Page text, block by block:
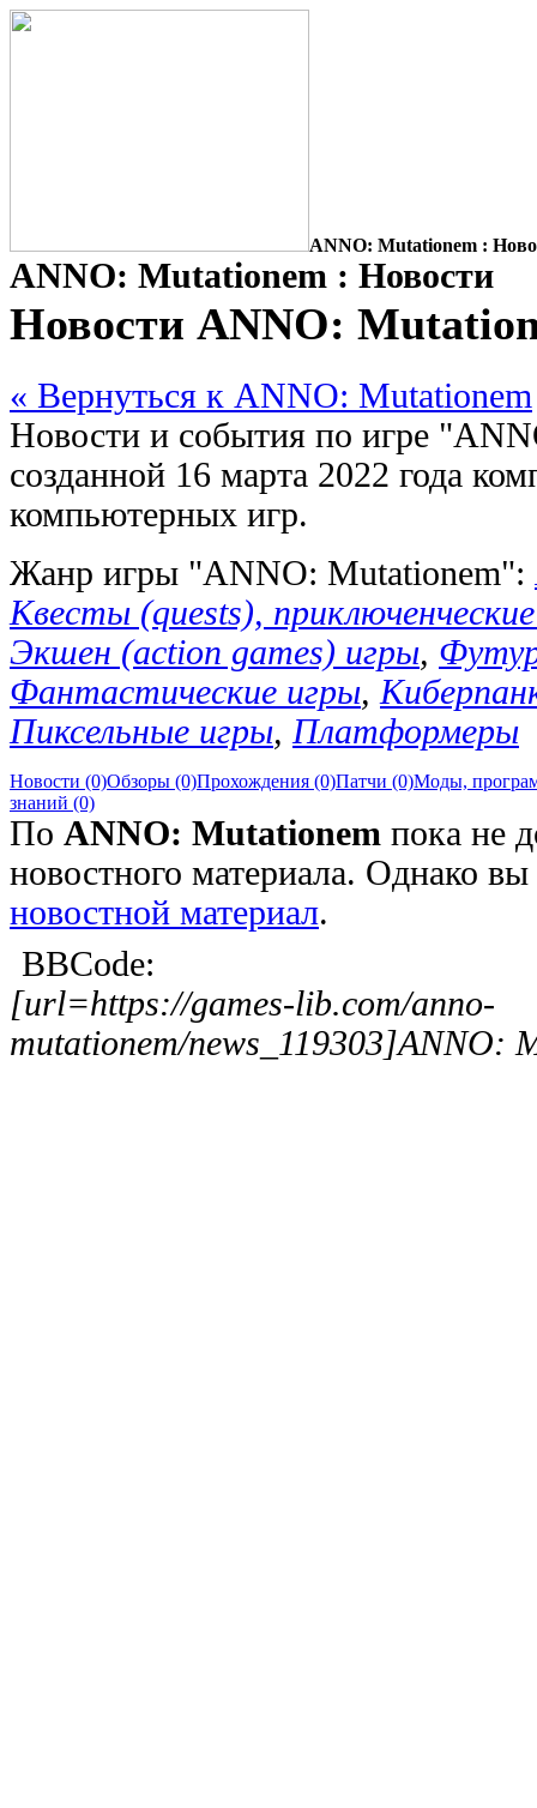
ANNO: Mutationem :
ANNO: Mutationem : Новости
Новости ANNO:
« Вернуться к ANNO: Mutationem
Новости и события по игре
созданной 16 марта 2022 года
компьютерных игр.
Жанр игры "ANNO: Mutationem":
Квесты (quests),
Экшен (action games) игры,
Фантастические игры,
Пиксельные игры, Платформеры
Новости (0)Обзоры (0)Прохождения (0)Патчи (0)Моды,
знаний (0)
По ANNO: Mutationem пока не
новостного материала. Однако
новостной материал.
BBCode:
[url=https://games-lib.com/anno-
mutationem/news_119303]ANNO: